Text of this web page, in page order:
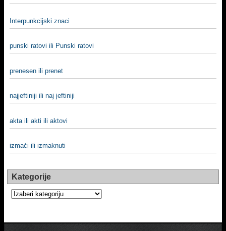
Interpunkcijski znaci
punski ratovi ili Punski ratovi
prenesen ili prenet
najjeftiniji ili naj jeftiniji
akta ili akti ili aktovi
izmaći ili izmaknuti
Kategorije
Kategorije